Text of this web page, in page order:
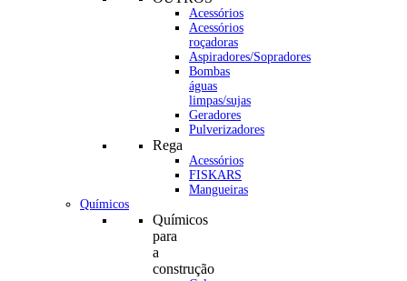
Acessórios
Acessórios
roçadoras
Aspiradores/Sopradores
Bombas
águas
limpas/sujas
Geradores
Pulverizadores
Rega
Acessórios
FISKARS
Mangueiras
Químicos
Químicos
para
a
construção